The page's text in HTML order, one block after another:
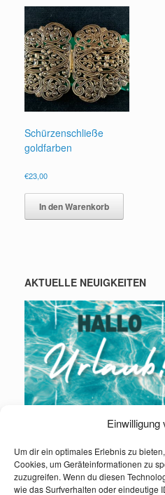
Einwilligung
Um dir ein optimales Erlebnis zu
Cookies, um Geräteinformationen zu
zuzugreifen. Wenn du diesen
wie das Surfverhalten oder eindeutige
Schürzenschließe
goldfarben
€23,00
In den Warenkorb
AKTUELLE NEUIGKEITEN
Urlaub: 01.08. –
Infos und Kontakt: